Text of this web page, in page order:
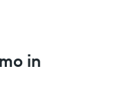
in